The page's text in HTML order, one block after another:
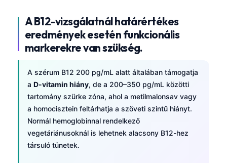
A B12-vizsgálatnál határértékes
eredmények esetén funkcionális
markerekre van szükség.
A szérum B12 200 pg/mL alatt általában támogatja
a D-vitamin hiány, de a 200–350 pg/mL közötti
tartomány szürke zóna, ahol a metilmalonsav vagy
a homocisztein feltárhatja a szöveti szintű hiányt.
Normál hemoglobinnal rendelkező
vegetáriánusoknál is lehetnek alacsony B12-hez
társuló tünetek.